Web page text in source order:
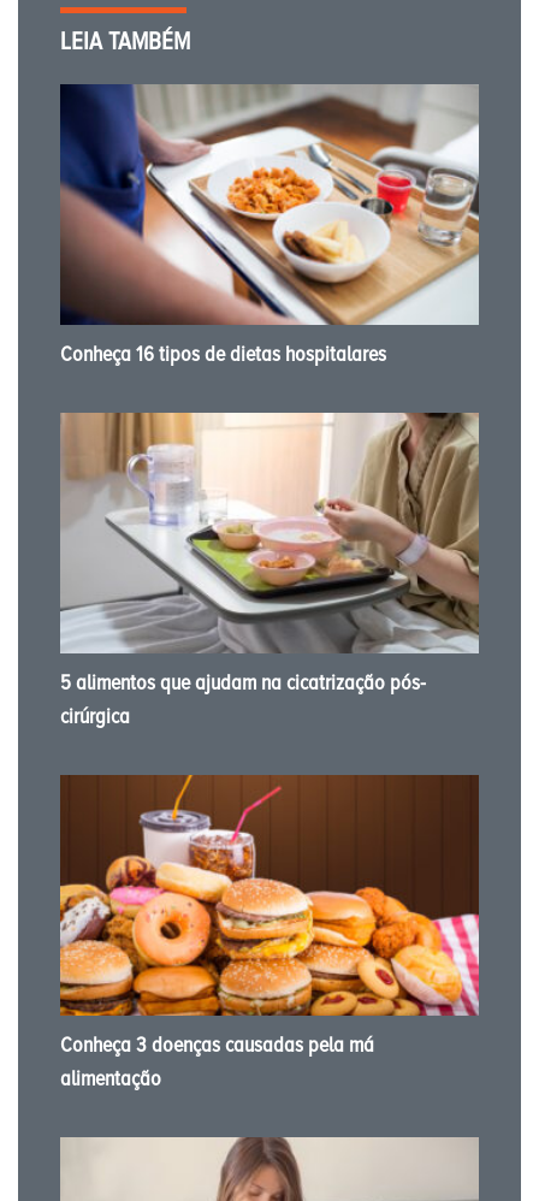
LEIA TAMBÉM
Conheça 16 tipos de dietas hospitalares
5 alimentos que ajudam na cicatrização pós-
cirúrgica
Conheça 3 doenças causadas pela má
alimentação